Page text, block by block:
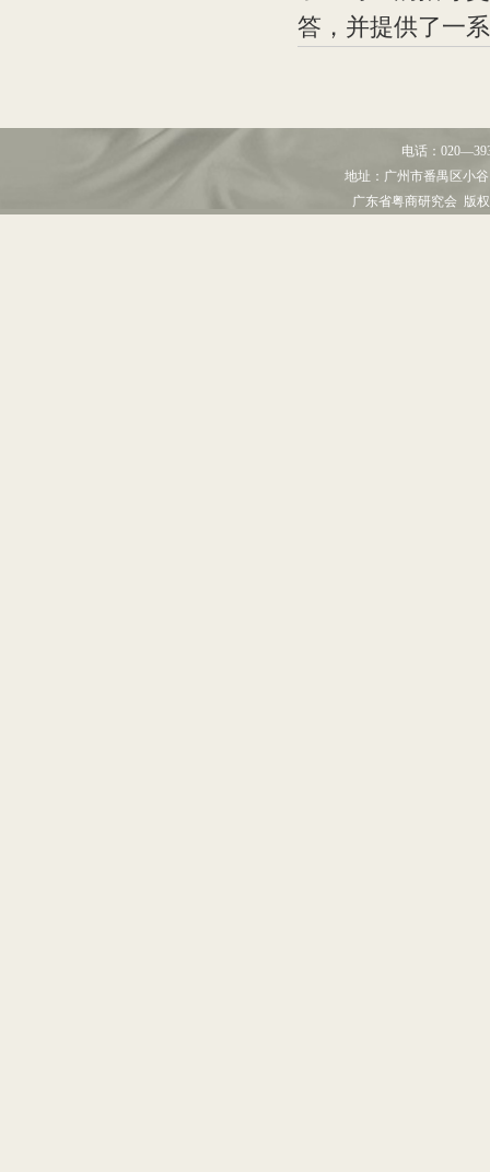
答，并提供了一
电话：
地址： 广州市番禺区小
广东省粤商研究会 版